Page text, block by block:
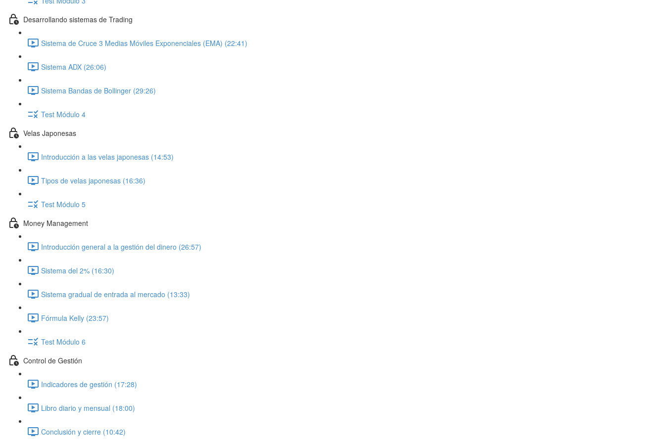
Desarrollando sistemas de Trading
Sistema de Cruce 3 Medias Móviles Exponenciales (EMA) (22:41)
Sistema ADX (26:06)
Sistema Bandas de Bollinger (29:26)
Test Módulo 4
Velas Japonesas
Introducción a las velas japonesas (14:53)
Tipos de velas japonesas (16:36)
Test Módulo 5
Money Management
Introducción general a la gestión del dinero (26:57)
Sistema del 2% (16:30)
Sistema gradual de entrada al mercado (13:33)
Fórmula Kelly (23:57)
Test Módulo 6
Control de Gestión
Indicadores de gestión (17:28)
Libro diario y mensual (18:00)
Conclusión y cierre (10:42)